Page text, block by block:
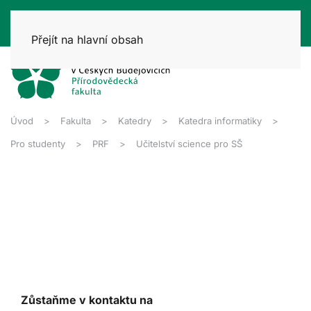
Přejít na hlavní obsah
Úvod Fakulta Katedry Katedra informatiky
Pro studenty PRF Učitelství science pro SŠ
Zůstaňme v kontaktu na